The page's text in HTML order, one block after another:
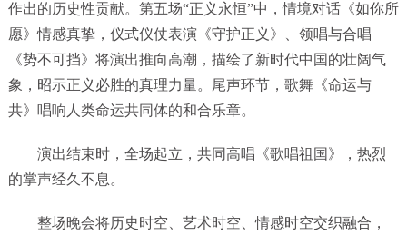
作出的历史性贡献。第五场“正义永恒”中，情境对话《如你所
愿》情感真挚，仪式仪仗表演《守护正义》、领唱与合唱
《势不可挡》将演出推向高潮，描绘了新时代中国的壮阔气
象，昭示正义必胜的真理力量。尾声环节，歌舞《命运与
共》唱响人类命运共同体的和合乐章。
演出结束时，全场起立，共同高唱《歌唱祖国》，热烈
的掌声经久不息。
整场晚会将历史时空、艺术时空、情感时空交织融合，